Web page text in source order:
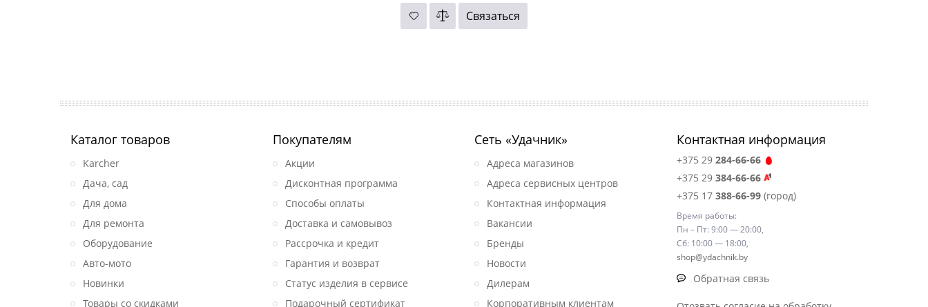
Связаться
Каталог товаров
Karcher
Дача, сад
Для дома
Для ремонта
Оборудование
Авто-мото
Новинки
Товары со скидками
Покупателям
Акции
Дисконтная программа
Способы оплаты
Доставка и самовывоз
Рассрочка и кредит
Гарантия и возврат
Статус изделия в сервисе
Подарочный сертификат
Сеть «Удачник»
Адреса магазинов
Адреса сервисных центров
Контактная информация
Вакансии
Бренды
Новости
Дилерам
Корпоративным клиентам
Контактная информация
+375 29 284-66-66
+375 29 384-66-66
+375 17 388-66-99(город)
Время работы:
Пн – Пт: 9:00 — 20:00,
Сб: 10:00 — 18:00,
shop@ydachnik.by
Обратная связь